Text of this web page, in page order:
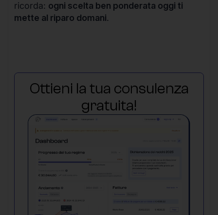
ricorda: ogni scelta ben ponderata oggi ti
mette al riparo domani.
Ottieni la tua consulenza
gratuita!